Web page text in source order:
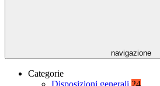
navigazione
Categorie